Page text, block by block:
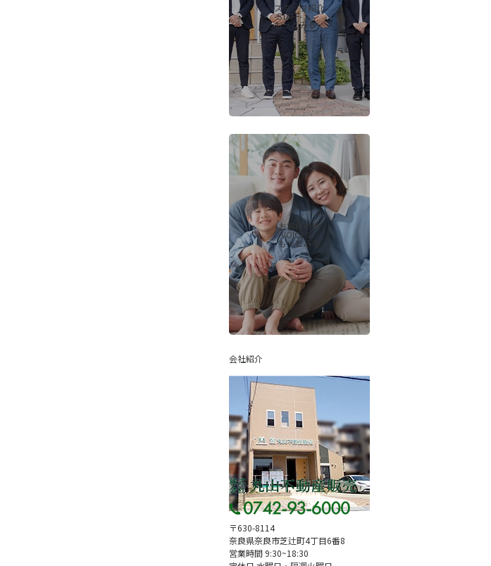
スタッフ紹介
-STAFF-
もっとみる
お客様の声
-VOICES-
もっとみる
会社紹介
〒630-8114
奈良県奈良市芝辻町4丁目6番8
営業時間 9:30~18:30